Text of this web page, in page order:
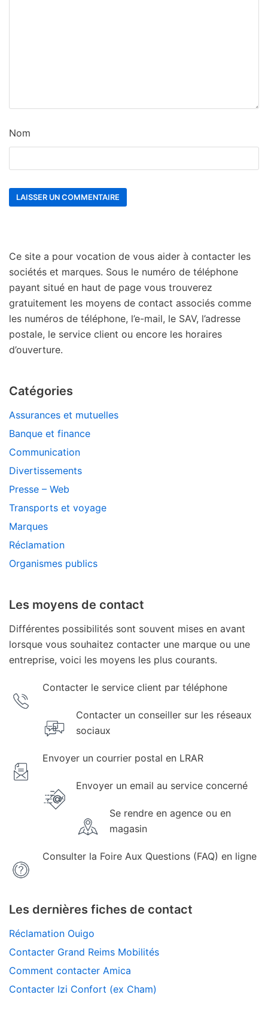
Nom
Ce site a pour vocation de vous aider à contacter les
sociétés et marques. Sous le numéro de téléphone
payant situé en haut de page vous trouverez
gratuitement les moyens de contact associés comme
les numéros de téléphone, l’e-mail, le SAV, l’adresse
postale, le service client ou encore les horaires
d’ouverture.
Catégories
Assurances et mutuelles
Banque et finance
Communication
Divertissements
Presse – Web
Transports et voyage
Marques
Réclamation
Organismes publics
Les moyens de contact
Différentes possibilités sont souvent mises en avant
lorsque vous souhaitez contacter une marque ou une
entreprise, voici les moyens les plus courants.
Contacter le service client par téléphone
Contacter un conseiller sur les réseaux
sociaux
Envoyer un courrier postal en LRAR
Envoyer un email au service concerné
Se rendre en agence ou en
magasin
Consulter la Foire Aux Questions (FAQ) en ligne
Les dernières fiches de contact
Réclamation Ouigo
Contacter Grand Reims Mobilités
Comment contacter Amica
Contacter Izi Confort (ex Cham)